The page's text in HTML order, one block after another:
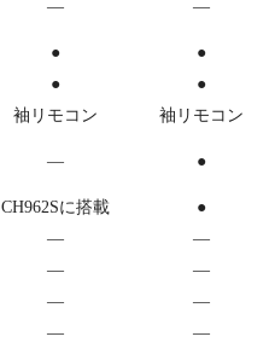
― ―
●
●
● ●
袖リモコン
袖リモコン
— ●
CH962Sに搭載
●
―
―
―
―
―
―
— —